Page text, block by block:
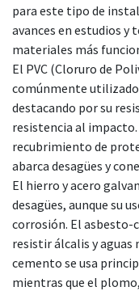
para este tipo de
avances en estudios y
materiales más
El PVC (Cloruro de
comúnmente
destacando por su
resistencia al
recubrimiento de
abarca desagües y
El hierro y acero
desagües, aunque su
corrosión. El asbesto-
resistir álcalis y aguas
cemento se usa
mientras que el